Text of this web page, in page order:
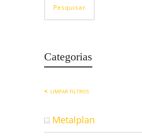
Pesquisar
Categorias
LIMPAR FILTROS
Metalplan